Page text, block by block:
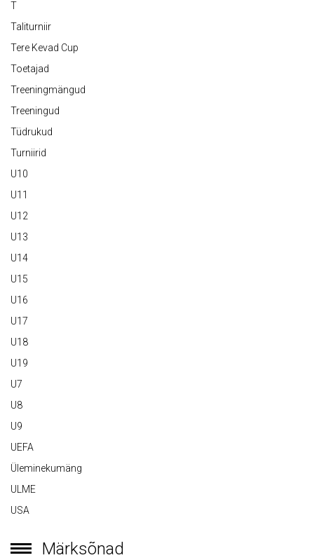
T
Taliturniir
Tere Kevad Cup
Toetajad
Treeningmängud
Treeningud
Tüdrukud
Turniirid
U10
U11
U12
U13
U14
U15
U16
U17
U18
U19
U7
U8
U9
UEFA
Üleminekumäng
ULME
USA
Märksõnad